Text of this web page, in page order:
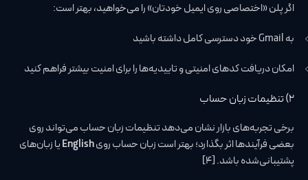
اگر پلن «اختصاصی روی ایمیل خودتان» را می‌خواهید، بهتر است:
به Gmail خود دسترسی کامل داشته باشید
امکان دریافت کدهای امنیتی و تاییدیه‌ها را برای امنیت بیشتر فراهم کنید
۲) تنظیمات زبان حساب
برخی تجربه‌های بازار نشان می‌دهد تنظیمات زبان حساب می‌تواند روی
بعضی فرآیندها اثر بگذارد؛ بهتر است زبان حساب رویEnglishیا زبان‌های
پشتیبانی‌شده باشد. [4]